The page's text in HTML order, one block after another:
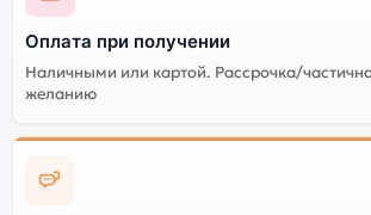
Оплата при получении
Наличными или картой. Рассрочка/
желанию